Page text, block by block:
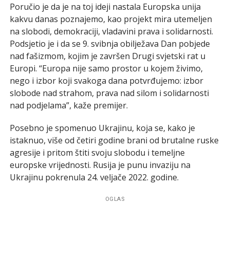
Poručio je da je na toj ideji nastala Europska unija
kakvu danas poznajemo, kao projekt mira utemeljen
na slobodi, demokraciji, vladavini prava i solidarnosti.
Podsjetio je i da se 9. svibnja obilježava Dan pobjede
nad fašizmom, kojim je završen Drugi svjetski rat u
Europi. “Europa nije samo prostor u kojem živimo,
nego i izbor koji svakoga dana potvrđujemo: izbor
slobode nad strahom, prava nad silom i solidarnosti
nad podjelama”, kaže premijer.
Posebno je spomenuo Ukrajinu, koja se, kako je
istaknuo, više od četiri godine brani od brutalne ruske
agresije i pritom štiti svoju slobodu i temeljne
europske vrijednosti. Rusija je punu invaziju na
Ukrajinu pokrenula 24. veljače 2022. godine.
OGLAS